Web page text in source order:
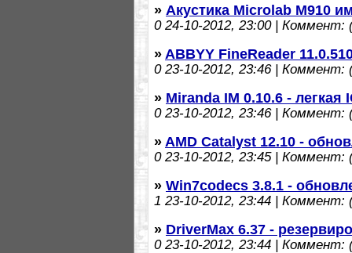
» Акустика Microlab М910
024-10-2012, 23:00 | Коммент:
» ABBYY FineReader
023-10-2012, 23:46 | Коммент:
» Miranda IM 0.10.6 - легкая
023-10-2012, 23:46 | Коммент:
» AMD Catalyst 12.10 -
023-10-2012, 23:45 | Коммент:
» Win7codecs 3.8.1 -
1 23-10-2012, 23:44 | Коммент:
» DriverMax 6.37 -
023-10-2012, 23:44 | Коммент: